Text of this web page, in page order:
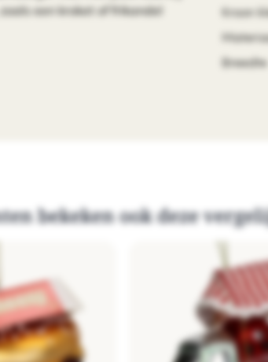
een kroket of frikandel
Kroon
Breedte
bekeken ook deze